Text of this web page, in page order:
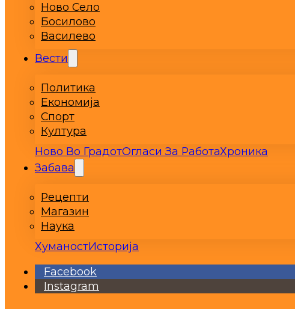
Ново Село
Босилово
Василево
Вести
Политика
Економија
Спорт
Култура
Ново Во ГрадотОгласи За РаботаХроника
Забава
Рецепти
Магазин
Наука
ХуманостИсторија
Facebook
Instagram